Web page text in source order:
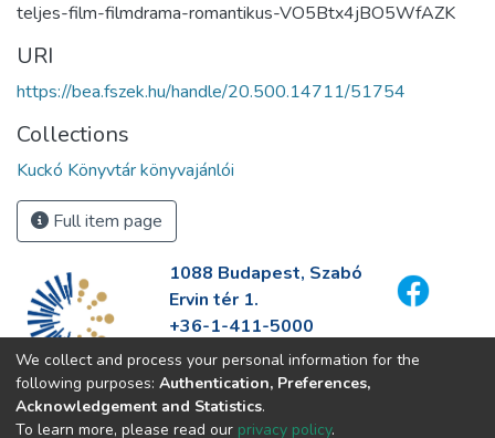
teljes-film-filmdrama-romantikus-VO5Btx4jBO5WfAZK
URI
https://bea.fszek.hu/handle/20.500.14711/51754
Collections
Kuckó Könyvtár könyvajánlói
Full item page
1088 Budapest, Szabó
Ervin tér 1.
+36-1-411-5000
info@fszek.hu
https://fszek.hu
We collect and process your personal information for the
following purposes: Authentication, Preferences,
Acknowledgement and Statistics.
To learn more, please read our privacy policy.